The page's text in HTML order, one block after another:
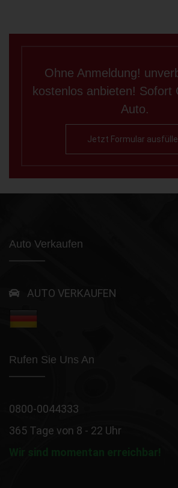
Ohne Anmeldung!
kostenlos anbieten! Sofort
Auto.
Jetzt Formular
Auto Verkaufen
AUTO VERKAUFEN
Rufen Sie Uns An
0800-0044333
365 Tage von 8 - 22 Uhr
Wir sind momentan erreichbar!